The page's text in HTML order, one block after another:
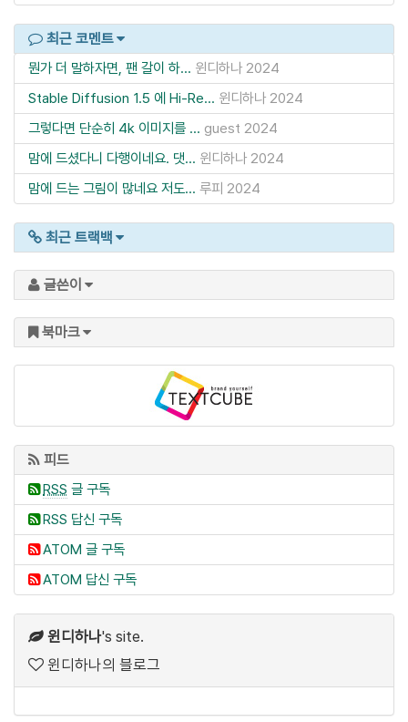
최근 코멘트
뭔가 더 말하자면, 팬 갈이 하... 윈디하나 2024
Stable Diffusion 1.5 에 Hi-Re... 윈디하나 2024
그렇다면 단순히 4k 이미지를 ... guest 2024
맘에 드셨다니 다행이네요. 댓... 윈디하나 2024
맘에 드는 그림이 많네요 저도... 루피 2024
최근 트랙백
글쓴이
북마크
피드
RSS 글 구독
RSS 답신 구독
ATOM 글 구독
ATOM 답신 구독
윈디하나's site.
윈디하나의 블로그